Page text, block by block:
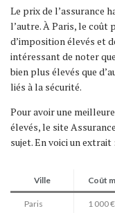
Le prix de l’assurance
l’autre. À Paris, le coût
d’imposition élevés et
intéressant de noter
bien plus élevés que
liés à la sécurité.
Pour avoir une
élevés, le site
sujet. En voici un extrait :
Ville Coût
Paris 1 000 €